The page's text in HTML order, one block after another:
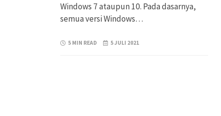
Windows 7 ataupun 10. Pada dasarnya,
semua versi Windows…
5 MIN READ 5 JULI 2021